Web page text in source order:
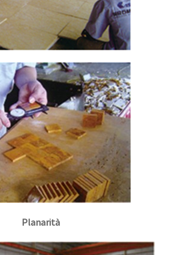
Planarità